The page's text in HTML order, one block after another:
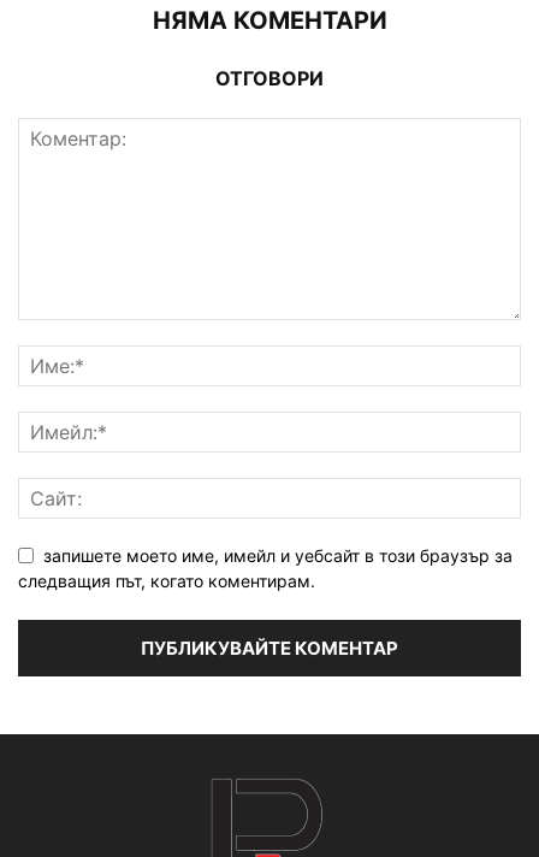
НЯМА КОМЕНТАРИ
ОТГОВОРИ
запишете моето име, имейл и уебсайт в този браузър за
следващия път, когато коментирам.